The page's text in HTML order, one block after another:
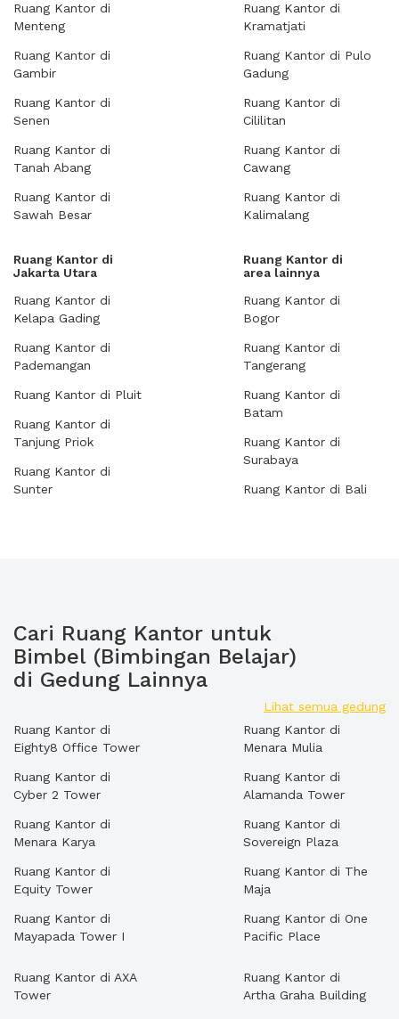
Ruang Kantor di
Menteng
Ruang Kantor di
Gambir
Ruang Kantor di
Senen
Ruang Kantor di
Tanah Abang
Ruang Kantor di
Sawah Besar
Ruang Kantor di
Kramatjati
Ruang Kantor di Pulo
Gadung
Ruang Kantor di
Cililitan
Ruang Kantor di
Cawang
Ruang Kantor di
Kalimalang
Ruang Kantor di
Jakarta Utara
Ruang Kantor di
Kelapa Gading
Ruang Kantor di
Pademangan
Ruang Kantor di Pluit
Ruang Kantor di
Tanjung Priok
Ruang Kantor di
Sunter
Ruang Kantor di
area lainnya
Ruang Kantor di
Bogor
Ruang Kantor di
Tangerang
Ruang Kantor di
Batam
Ruang Kantor di
Surabaya
Ruang Kantor di Bali
Cari Ruang Kantor untuk
Bimbel (Bimbingan Belajar)
di Gedung Lainnya
Lihat semua gedung
Ruang Kantor di
Eighty8 Office Tower
Ruang Kantor di
Cyber 2 Tower
Ruang Kantor di
Menara Karya
Ruang Kantor di
Equity Tower
Ruang Kantor di
Mayapada Tower I
Ruang Kantor di
Menara Mulia
Ruang Kantor di
Alamanda Tower
Ruang Kantor di
Sovereign Plaza
Ruang Kantor di The
Maja
Ruang Kantor di One
Pacific Place
Ruang Kantor di AXA
Tower
Ruang Kantor di
Artha Graha Building